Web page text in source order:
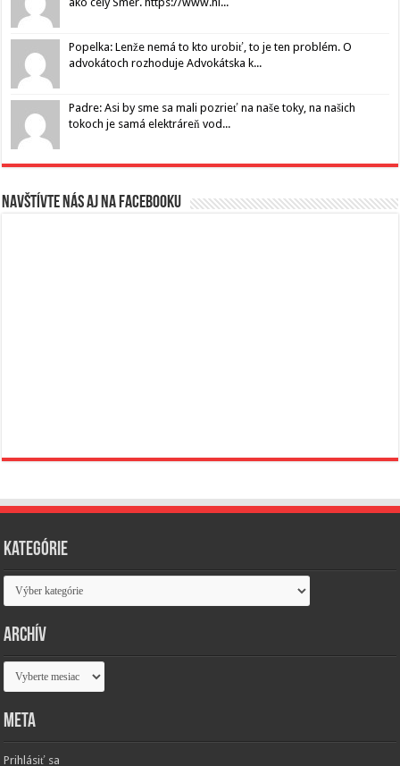
Popelka: Lenže nemá to kto urobiť, to je ten problém. O
advokátoch rozhoduje Advokátska k...
Padre: Asi by sme sa mali pozrieť na naše toky, na našich
tokoch je samá elektráreň vod...
Navštívte nás aj na Facebooku
Kategórie
Kategórie
Archív
Archív
Meta
Prihlásiť sa